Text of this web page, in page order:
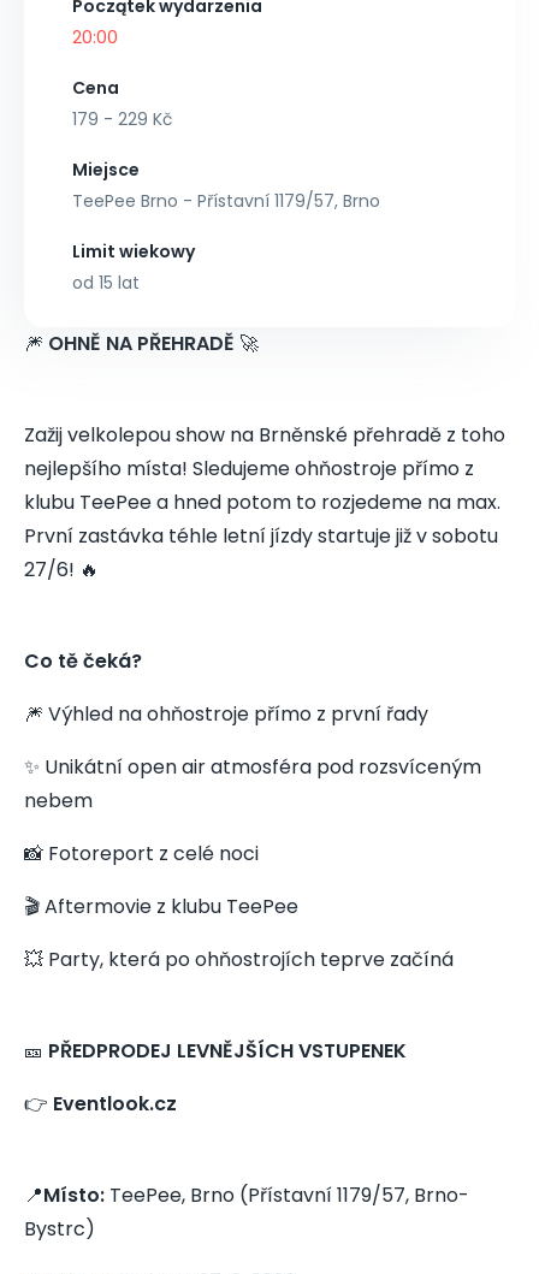
Początek wydarzenia
20:00
Cena
179 - 229 Kč
Miejsce
TeePee Brno - Přístavní 1179/57, Brno
Limit wiekowy
od 15 lat
🎆 OHNĚ NA PŘEHRADĚ 🚀
Zažij velkolepou show na Brněnské přehradě z toho
nejlepšího místa! Sledujeme ohňostroje přímo z
klubu TeePee a hned potom to rozjedeme na max.
První zastávka téhle letní jízdy startuje již v sobotu
27/6! 🔥
Co tě čeká?
🎆 Výhled na ohňostroje přímo z první řady
✨ Unikátní open air atmosféra pod rozsvíceným
nebem
📸 Fotoreport z celé noci
🎬 Aftermovie z klubu TeePee
💥 Party, která po ohňostrojích teprve začíná
🎫 PŘEDPRODEJ LEVNĚJŠÍCH VSTUPENEK
👉 Eventlook.cz
📍Místo: TeePee, Brno (Přístavní 1179/57, Brno-
Bystrc)